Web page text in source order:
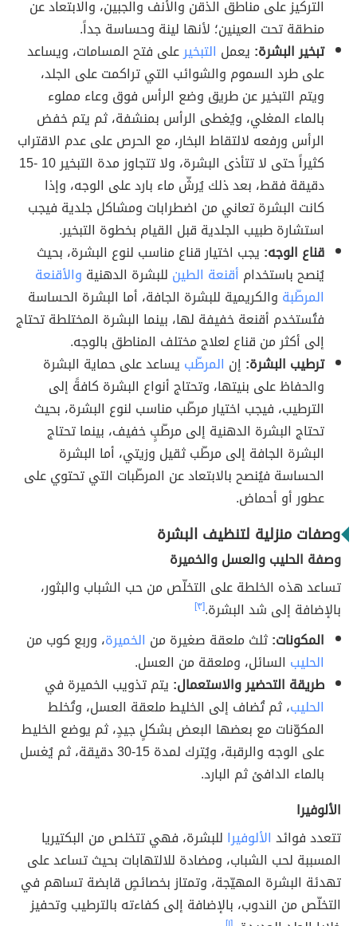
التركيز على مناطق الذقن والأنف والجبين، والابتعاد عن
منطقة تحت العينين؛ لأنها لينة وحساسة جداً.
تبخير البشرة: يعمل التبخيرعلى فتح المسامات، ويساعد
على طرد السموم والشوائب التي تراكمت على الجلد،
ويتم التبخير عن طريق وضع الرأس فوق وعاء مملوء
بالماء المغلي، ويُغطى الرأس بمنشفة، ثم يتم خفض
الرأس ورفعه لالتقاط البخار، مع الحرص على عدم الاقتراب
كثيراً حتى لا تتأذى البشرة، ولا تتجاوز مدة التبخير 10 -15
دقيقة فقط، بعد ذلك يُرشّ ماء بارد على الوجه، وإذا
كانت البشرة تعاني من اضطرابات ومشاكل جلدية فيجب
استشارة طبيب الجلدية قبل القيام بخطوة التبخير.
قناع الوجه: يجب اختيار قناع مناسب لنوع البشرة، بحيث
يُنصح باستخدام أقنعة الطين للبشرة الدهنية والأقنعة
المرطّبة والكريمية للبشرة الجافة، أما البشرة الحساسة
فتُستخدم أقنعة خفيفة لها، بينما البشرة المختلطة تحتاج
إلى أكثر من قناع لعلاج مختلف المناطق بالوجه.
ترطيب البشرة: إن المرطّب يساعد على حماية البشرة
والحفاظ على بنيتها، وتحتاج أنواع البشرة كافةً إلى
الترطيب، فيجب اختيار مرطّب مناسب لنوع البشرة، بحيث
تحتاج البشرة الدهنية إلى مرطّبٍ خفيف، بينما تحتاج
البشرة الجافة إلى مرطّب ثقيل وزيتي، أما البشرة
الحساسة فيُنصح بالابتعاد عن المرطّبات التي تحتوي على
عطور أو أحماض.
وصفات منزلية لتنظيف البشرة
وصفة الحليب والعسل والخميرة
تساعد هذه الخلطة على التخلّص من حب الشباب والبثور،
بالإضافة إلى شد البشرة.[٣]
المكونات:ثلث ملعقة صغيرة من الخميرة، وربع كوب من
الحليب السائل، وملعقة من العسل.
طريقة التحضير والاستعمال: يتم تذويب الخميرة في
الحليب، ثم تُضاف إلى الخليط ملعقة العسل، وتُخلط
المكوّنات مع بعضها البعض بشكلٍ جيدٍ، ثم يوضع الخليط
على الوجه والرقبة، ويُترك لمدة 15-30 دقيقة، ثم يُغسل
بالماء الدافئ ثم البارد.
الألوفيرا
تتعدد فوائد الألوفيرا للبشرة، فهي تتخلص من البكتيريا
المسببة لحب الشباب، ومضادة للالتهابات بحيث تساعد على
تهدئة البشرة المهيّجة، وتمتاز بخصائصٍ قابضة تساهم في
التخلّص من الندوب، بالإضافة إلى كفاءته بالترطيب وتحفيز